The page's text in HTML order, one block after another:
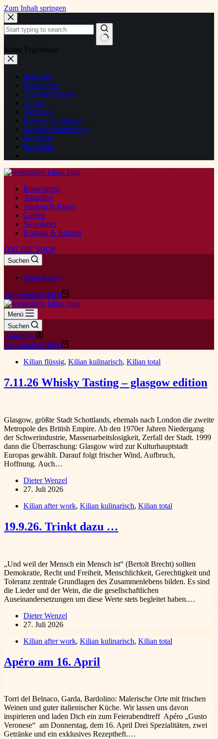
Zum Inhalt springen
Keine Ergebnisse
Startseite
Reservieren
Trinken & Essen
Galerie
Aktuelles
Kontakt & Anfahrt
Newsletteranmeldung
Instagram
Facebook
Reservieren
Aktuelles
Trinken & Essen
Galerie
Newsletter
Kontakt & Anfahrt
ONLINE SHOP
Suchen
Mein Konto
Warenkorb€0,00 0
Menü
Suchen
Anmelden
Warenkorb€0,00 0
Kilian flüssig, Kilian kulinarisch, Kilian total
7.11.26 Whisky Tasting – glasgow edition
Glasgow, größte Stadt Schottlands, ehemals nach London die zweite
Metropole des British Empire. Ab den 1970er Jahren Niedergang
der Schwerindustrie, Massenarbeitslosigkeit, Zerfall der Stadt. 1999
dann die Überraschung: Glasgow wird zur Kulturhauptstadt
Europas gewählt. Darauf folgt frischer Wind, Aufbruch,
Hoffnung. Auch…
Dieter Wenzel
27. Juli 2026
Kilian after work, Kilian kulinarisch, Kilian total
19.9.26. Trinkt dazu …
„Und weil der Mensch ein Mensch ist“ (Bertolt Brecht) sollten
Demokratie, Recht und Freiheit, Menschlichkeit, Gerechtigkeit und
Toleranz zentrale Grundlagen des Zusammenlebens bilden. Es sind
die Lieder und der Wein, die die gesellschaftlichen
Auseinandersetzungen um diese Werte stets begleitet haben.…
Dieter Wenzel
27. Juli 2026
Kilian after work, Kilian kulinarisch, Kilian total
Apéro am 16. April
Torri del Belnaco, Garda, Bardolino: Malerische Orte mit frischen
Weinen und guter italienischer Küche. Wir lassen uns davon
inspirieren und laden Dich ein zum Feierabendtreff Apéro „Gusto
Veronese“ am Donnerstag, dem 16. April Drei Spezialitäten, zwei
Getränke und ein exklusives Rezeptheft.…